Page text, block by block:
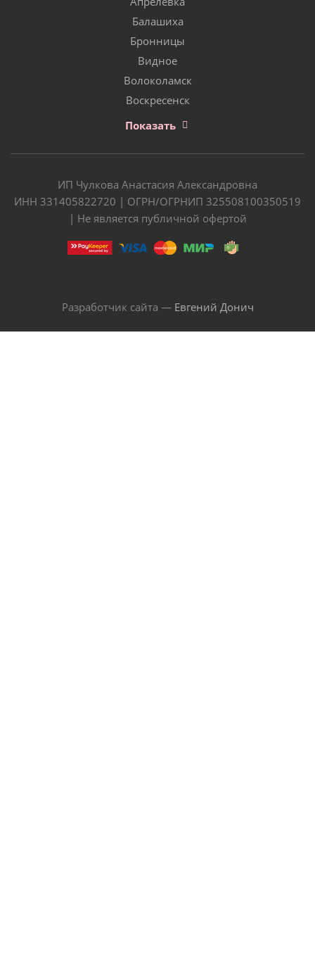
Балашиха
Бронницы
Видное
Волоколамск
Воскресенск
Показать
ИП Чулкова Анастасия Александровна
ИНН 331405822720 | ОГРН/ОГРНИП 325508100350519
| Не является публичной офертой
Разработчик сайта — Евгений Донич